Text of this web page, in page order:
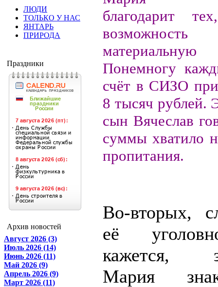
ЛЮДИ
ТОЛЬКО У НАС
ЯНТАРЬ
ПРИРОДА
Праздники
Архив новостей
Август 2026 (3)
Июль 2026 (14)
Июнь 2026 (11)
Май 2026 (9)
Апрель 2026 (9)
Март 2026 (11)
благодарит
Понемногу
счёт в СИЗО
8 тысяч рублей.
сын Вячеслав
суммы хватило
пропитания.
Во-вторых,
её
кажется,
Мария